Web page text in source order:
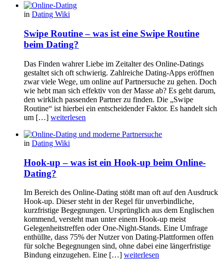
in Dating Wiki
Swipe Routine – was ist eine Swipe Routine
beim Dating?
Das Finden wahrer Liebe im Zeitalter des Online-Datings
gestaltet sich oft schwierig. Zahlreiche Dating-Apps eröffnen
zwar viele Wege, um online auf Partnersuche zu gehen. Doch
wie hebt man sich effektiv von der Masse ab? Es geht darum,
den wirklich passenden Partner zu finden. Die „Swipe
Routine“ ist hierbei ein entscheidender Faktor. Es handelt sich
um […] weiterlesen
in Dating Wiki
Hook-up – was ist ein Hook-up beim Online-
Dating?
Im Bereich des Online-Dating stößt man oft auf den Ausdruck
Hook-up. Dieser steht in der Regel für unverbindliche,
kurzfristige Begegnungen. Ursprünglich aus dem Englischen
kommend, versteht man unter einem Hook-up meist
Gelegenheitstreffen oder One-Night-Stands. Eine Umfrage
enthüllte, dass 75% der Nutzer von Dating-Plattformen offen
für solche Begegnungen sind, ohne dabei eine längerfristige
Bindung einzugehen. Eine […] weiterlesen